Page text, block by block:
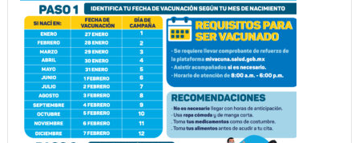
Asia
muestran
interés
por
establecer
lazos
con
Yucatán
en
materia